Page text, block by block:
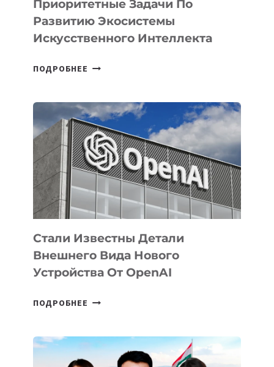
Приоритетные Задачи По
Развитию Экосистемы
Искусственного Интеллекта
ПОДРОБНЕЕ
ПРИОРИТЕТНЫЕ
ЗАДАЧИ
ПО
РАЗВИТИЮ
ЭКОСИСТЕМЫ
ИСКУССТВЕННОГО
ИНТЕЛЛЕКТА
Стали Известны Детали
Внешнего Вида Нового
Устройства От OpenAI
ПОДРОБНЕЕ СТАЛИ
ВНЕШНЕГО
ВИДА